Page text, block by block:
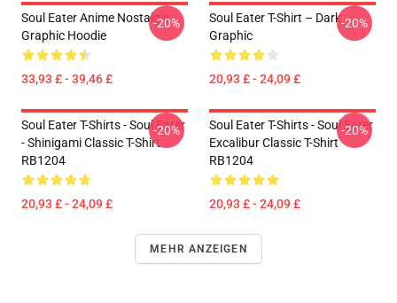
Soul Eater Anime Nostalgia
Graphic Hoodie
33,93 £ - 39,46 £
-20%
Soul Eater T-Shirt – Dark
Graphic
20,93 £ - 24,09 £
-20%
Soul Eater T-Shirts - Soul Eater
- Shinigami Classic T-Shirt
RB1204
20,93 £ - 24,09 £
-20%
Soul Eater T-Shirts - Soul Eater
Excalibur Classic T-Shirt
RB1204
20,93 £ - 24,09 £
-20%
MEHR ANZEIGEN